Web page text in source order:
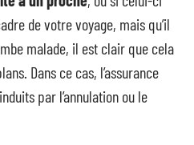
de votre voyage, mais qu’il
malade, il est clair que cela
Dans ce cas, l’assurance
par l’annulation ou le